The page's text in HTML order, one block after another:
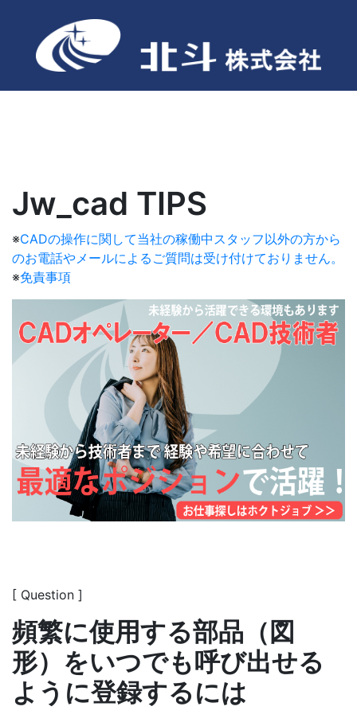
Jw_cad TIPS
※CADの操作に関して当社の稼働中スタッフ以外の方から
のお電話やメールによるご質問は受け付けておりません。
※免責事項
[ Question ]
頻繁に使用する部品（図
形）をいつでも呼び出せる
ように登録するには